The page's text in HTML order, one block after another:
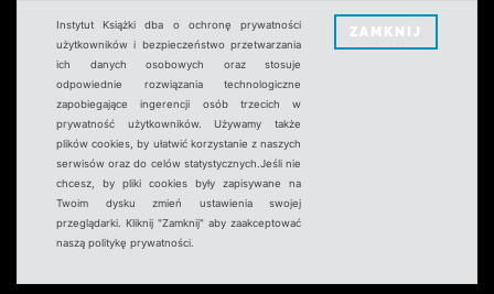
Instytut Książki dba o ochronę prywatności
użytkowników i bezpieczeństwo przetwarzania
ich danych osobowych oraz stosuje
odpowiednie rozwiązania technologiczne
zapobiegające ingerencji osób trzecich w
prywatność użytkowników. Używamy także
plików cookies, by ułatwić korzystanie z naszych
serwisów oraz do celów statystycznych.Jeśli nie
chcesz, by pliki cookies były zapisywane na
Twoim dysku zmień ustawienia swojej
przeglądarki. Kliknij "Zamknij" aby zaakceptować
naszą politykę prywatności.
ZAMKNIJ